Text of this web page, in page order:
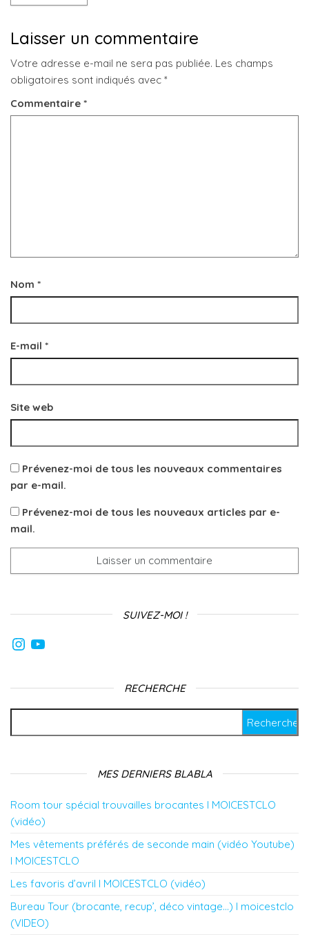
Laisser un commentaire
Votre adresse e-mail ne sera pas publiée. Les champs
obligatoires sont indiqués avec *
Commentaire *
Nom *
E-mail *
Site web
Prévenez-moi de tous les nouveaux commentaires
par e-mail.
Prévenez-moi de tous les nouveaux articles par e-
mail.
SUIVEZ-MOI !
Instagram
YouTube
RECHERCHE
MES DERNIERS BLABLA
Room tour spécial trouvailles brocantes l MOICESTCLO
(vidéo)
Mes vêtements préférés de seconde main (vidéo Youtube)
l MOICESTCLO
Les favoris d’avril l MOICESTCLO (vidéo)
Bureau Tour (brocante, recup’, déco vintage…) l moicestclo
(VIDEO)